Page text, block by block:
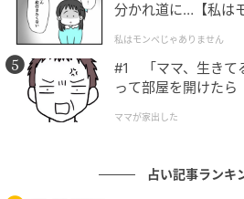
【10位】牡牛座（おうし座）
何事も「楽しむ」気持ちを持つ
る前から心配するよりは、やり
でいると◎。自分の内面を見直
【11位】蠍座（さそり座）
分かれ道に…【私は
私はモンペじゃありません
#1 「ママ、生きて
って部屋を開けたら
ママが家出した
占い記事ランキ